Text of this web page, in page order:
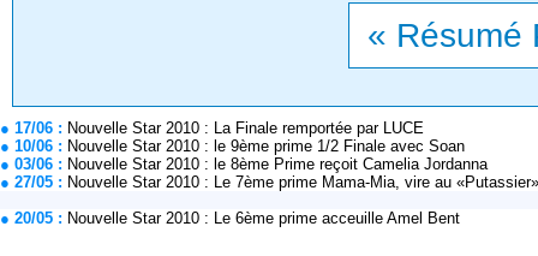
«
● 17/06 : Nouvelle Star 2010 : La Finale remportée par LUCE
● 10/06 : Nouvelle Star 2010 : le 9ème prime 1/2 Finale avec Soan
● 03/06 : Nouvelle Star 2010 : le 8ème Prime reçoit Camelia Jordanna
● 27/05 : Nouvelle Star 2010 : Le 7ème prime Mama-Mia, vire au
● 20/05 : Nouvelle Star 2010 : Le 6ème prime acceuille Amel Bent